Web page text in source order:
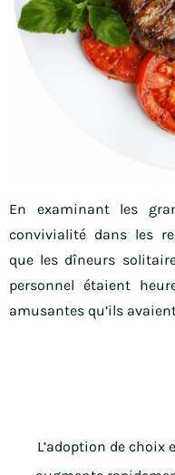
En examinant les
convivialité dans les
que les dîneurs
personnel étaient
amusantes qu’ils
L’adoption de choix